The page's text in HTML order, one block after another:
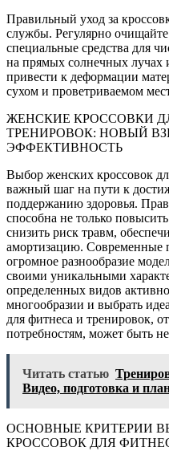
Правильный уход за
службы. Регулярно
специальные средства для
на прямых солнечных лучах
привести к деформации
сухом и проветриваемом
ЖЕНСКИЕ КРОССОВКИ
ТРЕНИРОВОК: НОВЫЙ
ЭФФЕКТИВНОСТЬ
Выбор женских кроссовок
важный шаг на пути к
поддержанию здоровья.
способна не только
снизить риск травм,
амортизацию. Современные
огромное разнообразие
своими уникальными
определенных видов
многообразии и выбрать
для фитнеса и тренировок,
потребностям, может быть
Читать статью
Видео, подготовка и
ОСНОВНЫЕ КРИТЕРИИ
КРОССОВОК ДЛЯ